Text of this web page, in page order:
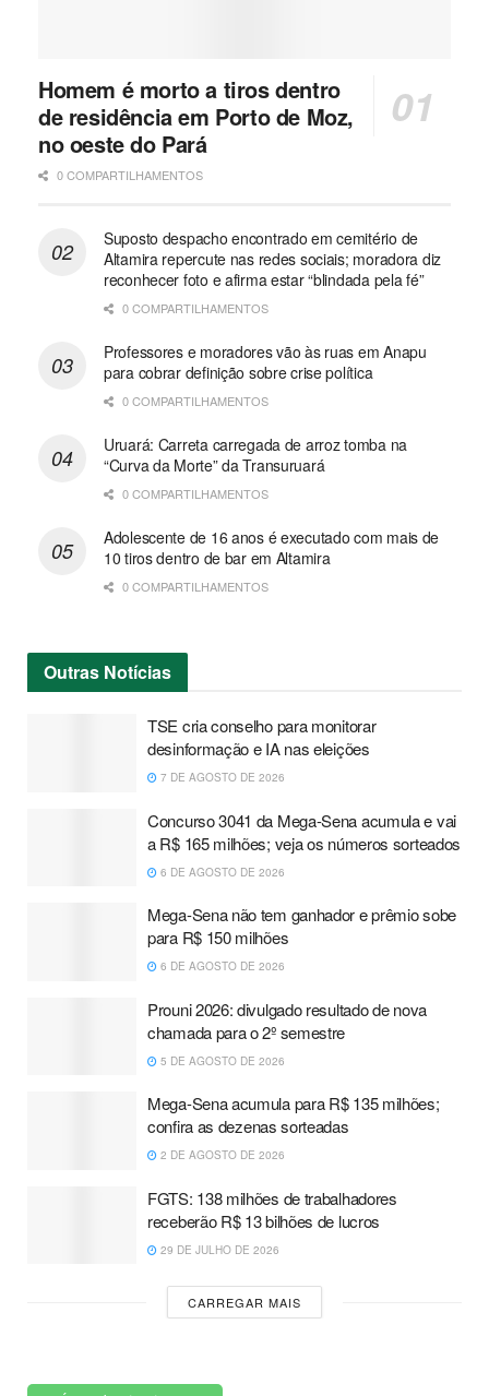
Homem é morto a tiros dentro
de residência em Porto de Moz,
no oeste do Pará
0 COMPARTILHAMENTOS
Suposto despacho encontrado em cemitério de
Altamira repercute nas redes sociais; moradora diz
reconhecer foto e afirma estar “blindada pela fé”
0 COMPARTILHAMENTOS
Professores e moradores vão às ruas em Anapu
para cobrar definição sobre crise política
0 COMPARTILHAMENTOS
Uruará: Carreta carregada de arroz tomba na
“Curva da Morte” da Transuruará
0 COMPARTILHAMENTOS
Adolescente de 16 anos é executado com mais de
10 tiros dentro de bar em Altamira
0 COMPARTILHAMENTOS
Outras Notícias
TSE cria conselho para monitorar
desinformação e IA nas eleições
7 DE AGOSTO DE 2026
Concurso 3041 da Mega-Sena acumula e vai
a R$ 165 milhões; veja os números sorteados
6 DE AGOSTO DE 2026
Mega-Sena não tem ganhador e prêmio sobe
para R$ 150 milhões
6 DE AGOSTO DE 2026
Prouni 2026: divulgado resultado de nova
chamada para o 2º semestre
5 DE AGOSTO DE 2026
Mega-Sena acumula para R$ 135 milhões;
confira as dezenas sorteadas
2 DE AGOSTO DE 2026
FGTS: 138 milhões de trabalhadores
receberão R$ 13 bilhões de lucros
29 DE JULHO DE 2026
CARREGAR MAIS